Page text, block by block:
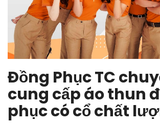
Đồng Phục TC
cung cấp áo thun
phục có cổ chất